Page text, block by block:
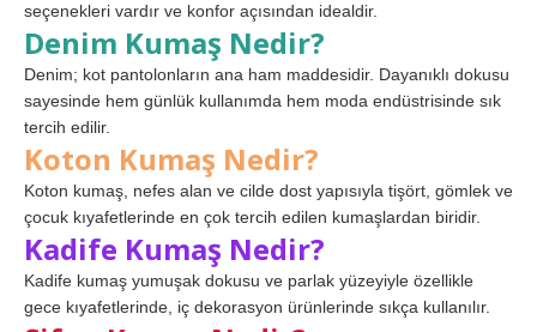
seçenekleri vardır ve konfor açısından idealdir.
Denim Kumaş Nedir?
Denim; kot pantolonların ana ham maddesidir. Dayanıklı dokusu
sayesinde hem günlük kullanımda hem moda endüstrisinde sık
tercih edilir.
Koton Kumaş Nedir?
Koton kumaş, nefes alan ve cilde dost yapısıyla tişört, gömlek ve
çocuk kıyafetlerinde en çok tercih edilen kumaşlardan biridir.
Kadife Kumaş Nedir?
Kadife kumaş yumuşak dokusu ve parlak yüzeyiyle özellikle
gece kıyafetlerinde, iç dekorasyon ürünlerinde sıkça kullanılır.